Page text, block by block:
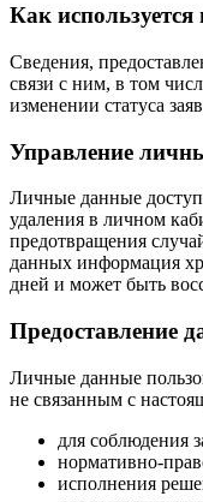
Как
Сведения,
связи с ним, в том
изменении статуса
Управление
Личные данные
удаления в личном
предотвращения
данных информация
дней и может быть
Предоставление
Личные данные
не связанным с
для соблюдения
нормативно-
исполнения